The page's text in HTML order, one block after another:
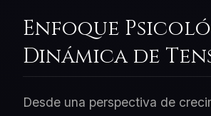
Enfoque
Dinámica de
Desde una perspectiva de